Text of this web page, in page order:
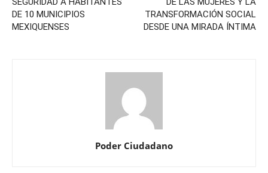
DE 10 MUNICIPIOS
MEXIQUENSES
TRANSFORMACIÓN SOCIAL
DESDE UNA MIRADA ÍNTIMA
Poder Ciudadano